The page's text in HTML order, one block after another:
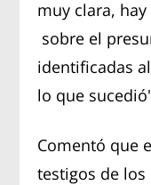
muy clara,
sobre el
identificadas
lo que
Comentó que
testigos de